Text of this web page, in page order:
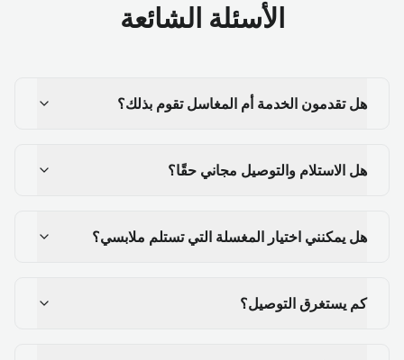
الأسئلة الشائعة
هل تقدمون الخدمة أم المغاسل تقوم بذلك؟
هل الاستلام والتوصيل مجاني حقًا؟
هل يمكنني اختيار المغسلة التي تستلم ملابسي؟
كم يستغرق التوصيل؟